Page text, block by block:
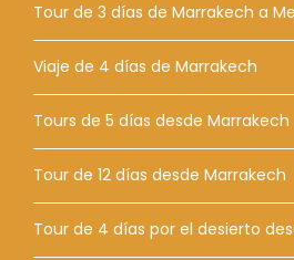
Tour de 3 días de Marrakech a
Viaje de 4 días de Marrakech
Tours de 5 días desde Marrakech
Tour de 12 días desde Marrakech
Tour de 4 días por el desierto